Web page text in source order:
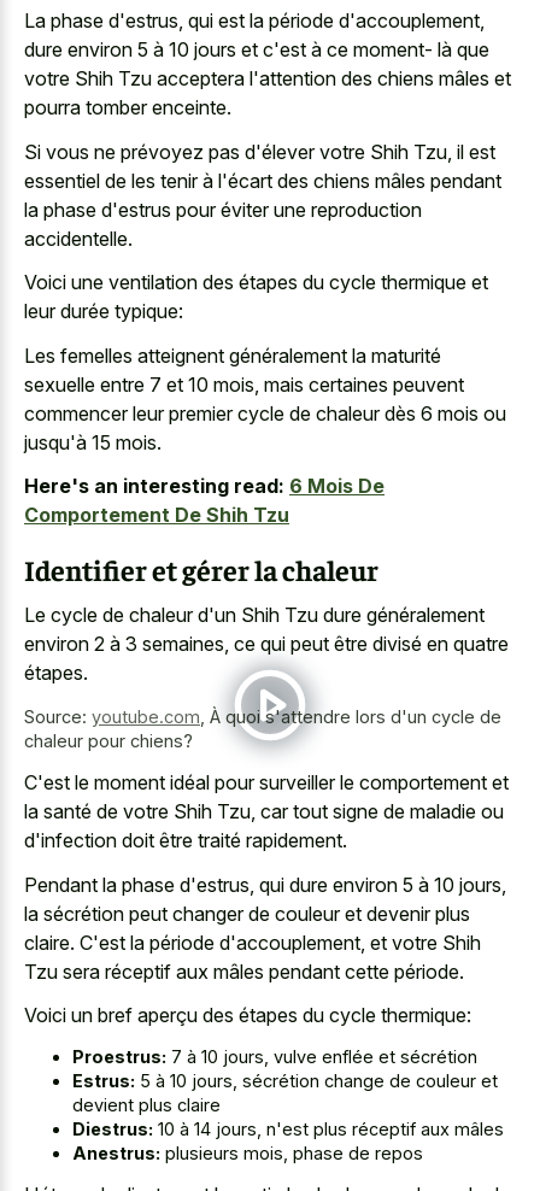
La phase d'estrus, qui est la période d'accouplement,
dure environ 5 à 10 jours et c'est à ce moment- là que
votre Shih Tzu acceptera l'attention des chiens mâles et
pourra tomber enceinte.
Si vous ne prévoyez pas d'élever votre Shih Tzu, il est
essentiel de les tenir à l'écart des chiens mâles pendant
la phase d'estrus pour éviter une reproduction
accidentelle.
Voici une ventilation des étapes du cycle thermique et
leur durée typique:
Les femelles atteignent généralement la maturité
sexuelle entre 7 et 10 mois, mais certaines peuvent
commencer leur premier cycle de chaleur dès 6 mois ou
jusqu'à 15 mois.
Here's an interesting read: 6 Mois De
Comportement De Shih Tzu
Identifier et gérer la chaleur
Le cycle de chaleur d'un Shih Tzu dure généralement
environ 2 à 3 semaines, ce qui peut être divisé en quatre
étapes.
Source: youtube.com À quoi s'attendre lors d'un cycle de
chaleur pour chiens?
C'est le moment idéal pour surveiller le comportement et
la santé de votre Shih Tzu, car tout signe de maladie ou
d'infection doit être traité rapidement.
Pendant la phase d'estrus, qui dure environ 5 à 10 jours,
la sécrétion peut changer de couleur et devenir plus
claire. C'est la période d'accouplement, et votre Shih
Tzu sera réceptif aux mâles pendant cette période.
Voici un bref aperçu des étapes du cycle thermique:
Proestrus: 7 à 10 jours, vulve enflée et sécrétion
Estrus: 5 à 10 jours, sécrétion change de couleur et
devient plus claire
Diestrus: 10 à 14 jours, n'est plus réceptif aux mâles
Anestrus: plusieurs mois, phase de repos